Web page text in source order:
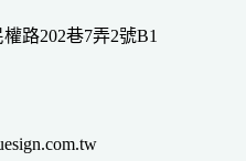
路202巷7弄2號B1